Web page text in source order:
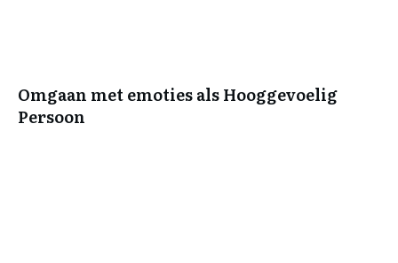
Omgaan met emoties als Hooggevoelig
Persoon